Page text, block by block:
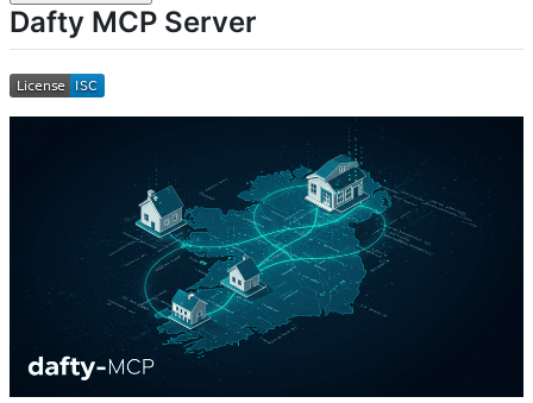
Dafty MCP Server